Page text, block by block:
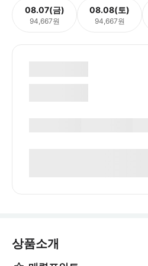
08.07(금)
94,667원
08.08(토)
94,667원
상품소개